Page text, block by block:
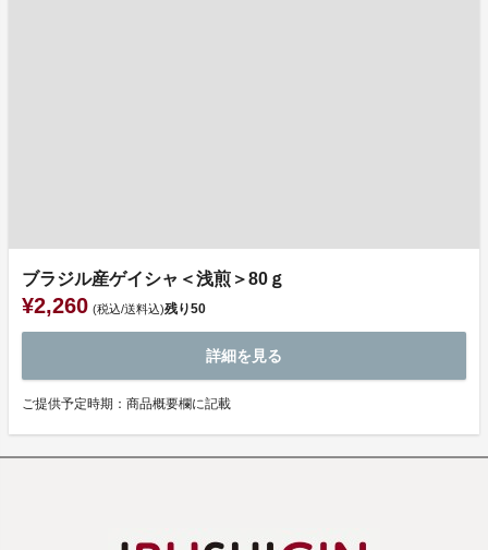
ブラジル産ゲイシャ＜浅煎＞80ｇ
¥2,260 (税込/送料込)残り50
詳細を見る
ご提供予定時期：商品概要欄に記載